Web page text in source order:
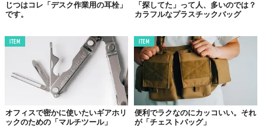
じつはコレ「デスク作業用の耳栓」
です。
「探してた」って人、多いのでは？
カラフルなプラスチックバッグ
ITEM
オフィスで密かに使いたいギアホリ
ックのための「マルチツール」
ITEM
便利でラクなのにカッコいい。それ
が「チェストバッグ」